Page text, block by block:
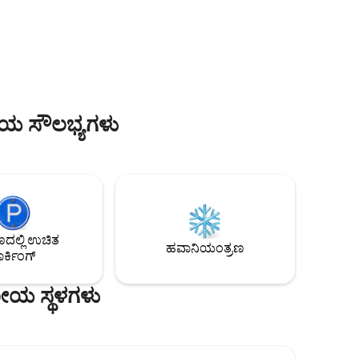
ಸೌಲಭ್ಯಗಳು
ಉಚಿತ
ಹವಾನಿಯಂತ್ರಣ
ಸ್ಥಳಗಳು